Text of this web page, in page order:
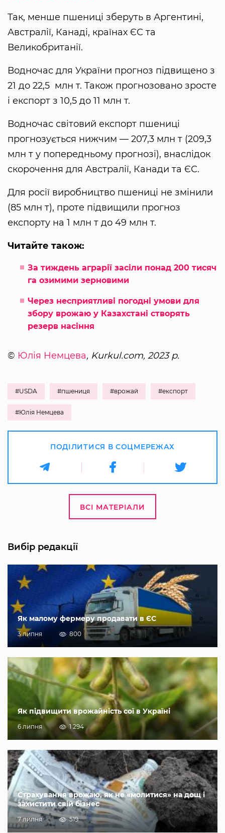
Так, менше пшениці зберуть в Аргентині,
Австралії, Канаді, країнах ЄС та
Великобританії.
Водночас для України прогноз підвищено з
21 до 22,5 млн т. Також прогнозовано зросте
і експорт з 10,5 до 11 млн т.
Водночас світовий експорт пшениці
прогнозується нижчим — 207,3 млн т (209,3
млн т у попередньому прогнозі), внаслідок
скорочення для Австралії, Канади та ЄС.
Для росії виробництво пшениці не змінили
(85 млн т), проте підвищили прогноз
експорту на 1 млн т до 49 млн т.
Читайте також:
За тиждень аграрії засіли понад 200 тисяч
га озимими зерновими
Через несприятливі погодні умови для
збору врожаю у Казахстані створять
резерв насіння
© Юлія Немцева, Kurkul.com, 2023 р.
#USDA #пшениця #врожай #експорт
#Юлія Немцева
ПОДІЛИТИСЯ В СОЦМЕРЕЖАХ
ВСІ МАТЕРІАЛИ
Вибір редакції
Як малому фермеру продавати в ЄС
3 липня 800
Як підвищити врожайність сої в Україні
6 липня 1 294
Страхування врожаю, як не «молитися» на дощ і
захистити свій бізнес
7 липня 519